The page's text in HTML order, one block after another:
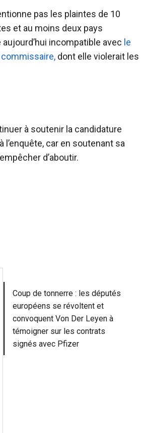
pas les plaintes de 10
et au moins deux pays
incompatible avec le
commissaire, dont elle violerait les
à soutenir la candidature
l’enquête, car en soutenant sa
d’aboutir.
Coup de tonnerre : les députés
européens se révoltent et
convoquent Von Der Leyen à
témoigner sur les contrats
signés avec Pfizer